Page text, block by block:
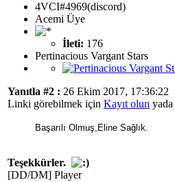
4VCI#4969(discord)
Acemi Üye
İleti: 176
Pertinacious Vargant Stars
Yanıtla #2 : 26 Ekim 2017, 17:36:22
Linki görebilmek için Kayıt olun yada
Başarılı Olmuş,Eline Sağlık.
Teşekkürler.
[DD/DM] Player